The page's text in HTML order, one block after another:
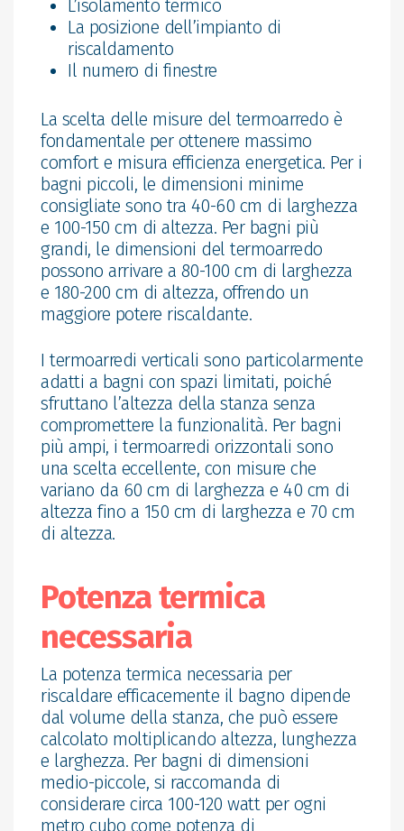
L’isolamento termico
La posizione dell’impianto di
riscaldamento
Il numero di finestre
La scelta delle misure del termoarredo è
fondamentale per ottenere massimo
comfort e misura efficienza energetica. Per i
bagni piccoli, le dimensioni minime
consigliate sono tra 40-60 cm di larghezza
e 100-150 cm di altezza. Per bagni più
grandi, le dimensioni del termoarredo
possono arrivare a 80-100 cm di larghezza
e 180-200 cm di altezza, offrendo un
maggiore potere riscaldante.
I termoarredi verticali sono particolarmente
adatti a bagni con spazi limitati, poiché
sfruttano l’altezza della stanza senza
compromettere la funzionalità. Per bagni
più ampi, i termoarredi orizzontali sono
una scelta eccellente, con misure che
variano da 60 cm di larghezza e 40 cm di
altezza fino a 150 cm di larghezza e 70 cm
di altezza.
Potenza termica
necessaria
La potenza termica necessaria per
riscaldare efficacemente il bagno dipende
dal volume della stanza, che può essere
calcolato moltiplicando altezza, lunghezza
e larghezza. Per bagni di dimensioni
medio-piccole, si raccomanda di
considerare circa 100-120 watt per ogni
metro cubo come potenza di